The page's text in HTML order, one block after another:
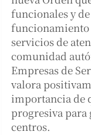
funcionales y
funcionamiento
servicios de
comunidad
Empresas de
valora
importancia de
progresiva
centros.